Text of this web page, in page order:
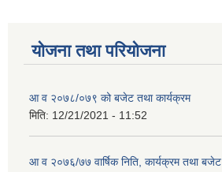
योजना तथा परियोजना
आ व २०७८/०७९ को बजेट तथा कार्यक्रम
मिति: 12/21/2021 - 11:52
आ व २०७६/७७ वार्षिक निति, कार्यक्रम तथा बजेट